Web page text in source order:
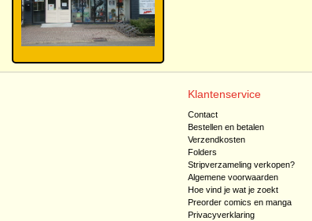
Klantenservice
Contact
Bestellen en betalen
Verzendkosten
Folders
Stripverzameling verkopen?
Algemene voorwaarden
Hoe vind je wat je zoekt
Preorder comics en manga
Privacyverklaring